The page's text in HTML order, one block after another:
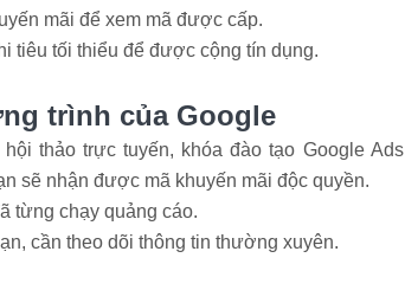
mãi để xem mã được cấp.
tiêu tối thiểu để được cộng tín dụng.
trình của Google
thảo trực tuyến, khóa đào tạo Google Ads
sẽ nhận được mã khuyến mãi độc quyền.
từng chạy quảng cáo.
cần theo dõi thông tin thường xuyên.